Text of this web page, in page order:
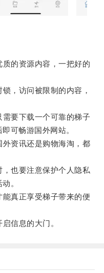
的资源内容，一把好的
，访问被限制的内容，
要下载一个可靠的梯子
可畅游国外网站。
资讯还是购物海淘，都
也要注意保护个人隐私
。
真正享受梯子带来的便
信息的大门。